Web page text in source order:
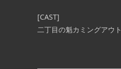
[CAST]
二丁目の魁カミングアウト